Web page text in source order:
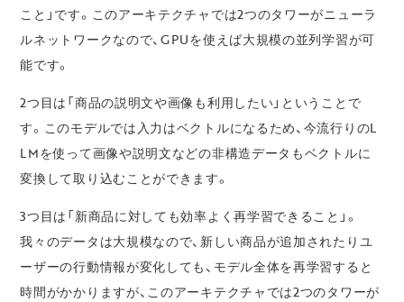
こと」です。このアーキテクチャでは2つのタワーがニューラ
ルネットワークなので、GPUを使えば大規模の並列学習が可
能です。
2つ目は「商品の説明文や画像も利用したい」ということで
す。このモデルでは入力はベクトルになるため、今流行りのL
LMを使って画像や説明文などの非構造データもベクトルに
変換して取り込むことができます。
3つ目は「新商品に対しても効率よく再学習できること」。
我々のデータは大規模なので、新しい商品が追加されたりユ
ーザーの行動情報が変化しても、モデル全体を再学習すると
時間がかかりますが、このアーキテクチャでは2つのタワーが